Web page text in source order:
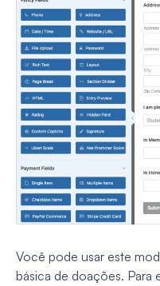
Você pode usar este
básica de doações. Para